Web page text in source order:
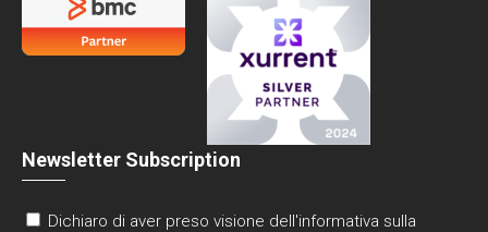
Newsletter Subscription
Dichiaro di aver preso visione dell'informativa sulla